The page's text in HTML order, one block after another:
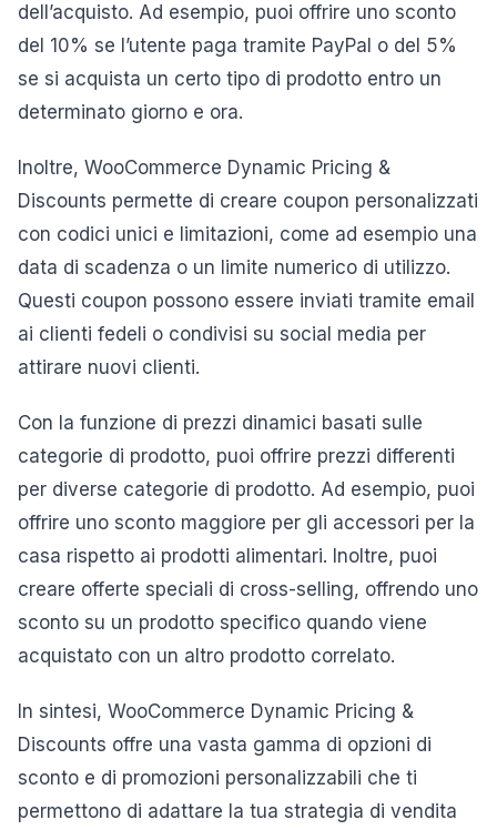
dell’acquisto. Ad esempio, puoi offrire uno sconto
del 10% se l’utente paga tramite PayPal o del 5%
se si acquista un certo tipo di prodotto entro un
determinato giorno e ora.
Inoltre, WooCommerce Dynamic Pricing &
Discounts permette di creare coupon personalizzati
con codici unici e limitazioni, come ad esempio una
data di scadenza o un limite numerico di utilizzo.
Questi coupon possono essere inviati tramite email
ai clienti fedeli o condivisi su social media per
attirare nuovi clienti.
Con la funzione di prezzi dinamici basati sulle
categorie di prodotto, puoi offrire prezzi differenti
per diverse categorie di prodotto. Ad esempio, puoi
offrire uno sconto maggiore per gli accessori per la
casa rispetto ai prodotti alimentari. Inoltre, puoi
creare offerte speciali di cross-selling, offrendo uno
sconto su un prodotto specifico quando viene
acquistato con un altro prodotto correlato.
In sintesi, WooCommerce Dynamic Pricing &
Discounts offre una vasta gamma di opzioni di
sconto e di promozioni personalizzabili che ti
permettono di adattare la tua strategia di vendita